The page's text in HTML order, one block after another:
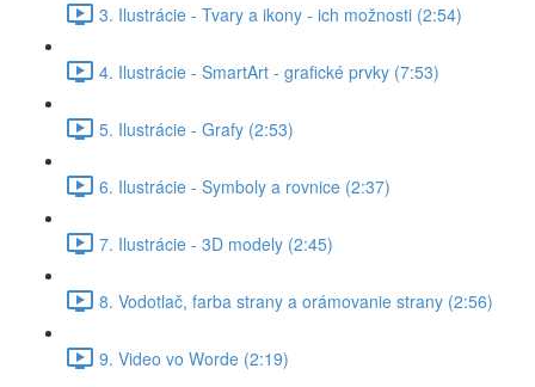
3. Ilustrácie - Tvary a ikony - ich možnosti (2:54)
4. Ilustrácie - SmartArt - grafické prvky (7:53)
5. Ilustrácie - Grafy (2:53)
6. Ilustrácie - Symboly a rovnice (2:37)
7. Ilustrácie - 3D modely (2:45)
8. Vodotlač, farba strany a orámovanie strany (2:56)
9. Video vo Worde (2:19)